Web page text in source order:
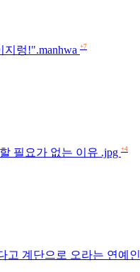
렁!".manhwa +7
필요가 없는 이유 .jpg +4
고 계단으로 오라는 연예인